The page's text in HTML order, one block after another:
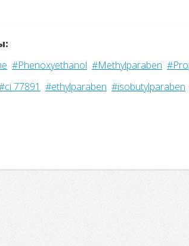
#Phenoxyethanol #Methylparaben
77891 #ethylparaben #isobutylparaben